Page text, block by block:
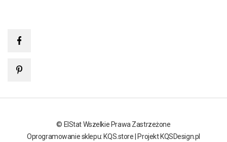
© ElStat Wszelkie Prawa Zastrzeżone
Oprogramowanie sklepu: KQS.store|Projekt KQSDesign.pl